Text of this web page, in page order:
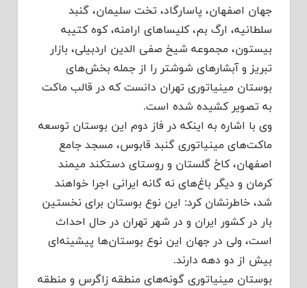
جهان اصفهان، پاسارگاد، تخت سلیمان، گنبد
سلطانیه، ارگ بم، کلیساهای ارامنه، کوه کتیبه
بیستون، مجموعه شیخ صفی الدین اردبیلی، بازار
تبریز و آبشارهای شوشتر را از جمله بخش‌های
بوستان مینیاتوری تهران دانست که در قالب ماکت
به تصویر کشیده شده است.
وی با اشاره به اینکه در فاز دوم این بوستان توسعه
ماکت‌های مینیاتوری گنبد قابوس، مسجد جامع
اصفهان، کاخ گلستان و روستای دستکند میمند
کرمان و دیگر باغ‌های نه گانه ایرانی اجرا خواهند
شد، خاطرنشان کرد: این نوع بوستان برای نخستین
بار در کشور ایران و در شهر تهران در حال احداث
است، ولی در جهان این نوع بوستان‌ها پیشینه‌ای
بیش از دو دهه دارند.
بوستان مینیاتوری گونه‌های منطقه زاگرس و منطقه